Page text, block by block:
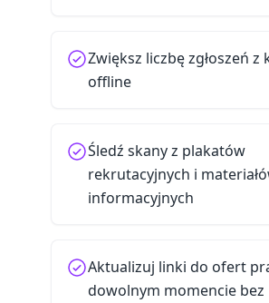
Zwiększ liczbę zgłoszeń z
offline
Śledź skany z plakatów
rekrutacyjnych i
informacyjnych
Aktualizuj linki do ofert
dowolnym momencie bez